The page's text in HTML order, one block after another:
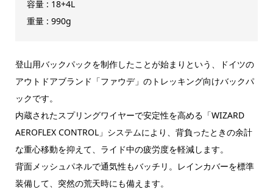
容量 : 18+4L
重量 : 990g
登山用バックパックを制作したことが始まりという、ドイツの
アウトドアブランド「ファウデ」のトレッキング向けバックパ
ックです。
内蔵されたスプリングワイヤーで安定性を高める「WIZARD
AEROFLEX CONTROL」システムにより、背負ったときの余計
な重心移動を抑えて、ライド中の疲労度を軽減します。
背面メッシュパネルで通気性もバッチリ。レインカバーを標準
装備して、突然の荒天時にも備えます。